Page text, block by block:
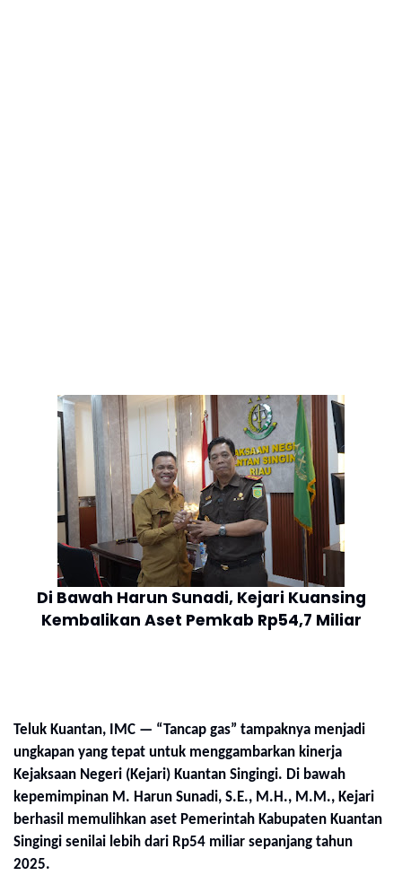
Di Bawah Harun Sunadi, Kejari Kuansing
Kembalikan Aset Pemkab Rp54,7 Miliar
Teluk Kuantan, IMC — “Tancap gas” tampaknya menjadi
ungkapan yang tepat untuk menggambarkan kinerja
Kejaksaan Negeri (Kejari) Kuantan Singingi. Di bawah
kepemimpinan M. Harun Sunadi, S.E., M.H., M.M., Kejari
berhasil memulihkan aset Pemerintah Kabupaten Kuantan
Singingi senilai lebih dari Rp54 miliar sepanjang tahun
2025.